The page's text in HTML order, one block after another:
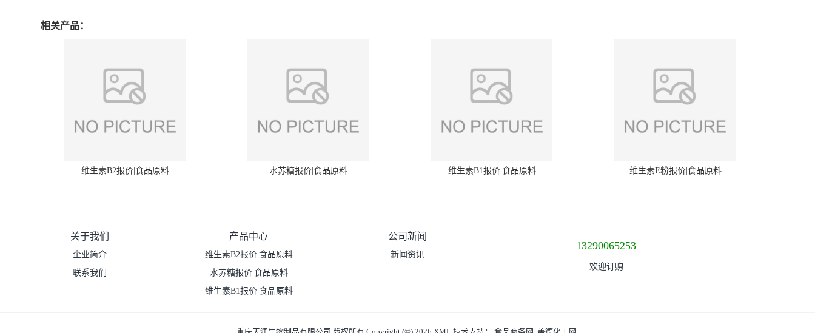
相关产品：
维生素B2报价|食品原料 水苏糖报价|食品原料 维生素B1报价|食品原料 维生素E粉报价|食品原料
关于我们
企业简介
联系我们
产品中心
维生素B2报价|食品原料
水苏糖报价|食品原料
维生素B1报价|食品原料
公司新闻
新闻资讯
13290065253
欢迎订购